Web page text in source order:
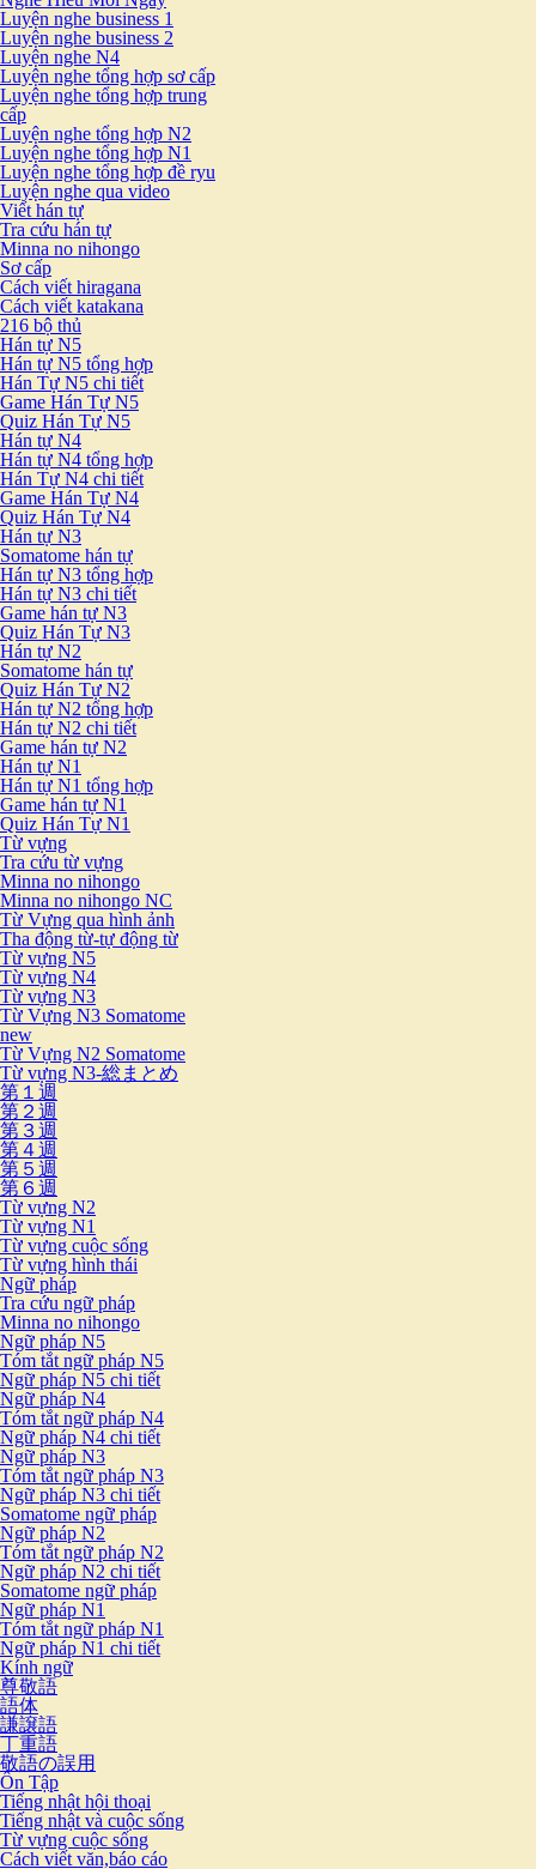
Luyện nghe business 1
Luyện nghe business 2
Luyện nghe N4
Luyện nghe tổng hợp sơ cấp
Luyện nghe tổng hợp trung
cấp
Luyện nghe tổng hợp N2
Luyện nghe tổng hợp N1
Luyện nghe tổng hợp đề ryu
Luyện nghe qua video
Viết hán tự
Tra cứu hán tự
Minna no nihongo
Sơ cấp
Cách viết hiragana
Cách viết katakana
216 bộ thủ
Hán tự N5
Hán tự N5 tổng hợp
Hán Tự N5 chi tiết
Game Hán Tự N5
Quiz Hán Tự N5
Hán tự N4
Hán tự N4 tổng hợp
Hán Tự N4 chi tiết
Game Hán Tự N4
Quiz Hán Tự N4
Hán tự N3
Somatome hán tự
Hán tự N3 tổng hợp
Hán tự N3 chi tiết
Game hán tự N3
Quiz Hán Tự N3
Hán tự N2
Somatome hán tự
Quiz Hán Tự N2
Hán tự N2 tổng hợp
Hán tự N2 chi tiết
Game hán tự N2
Hán tự N1
Hán tự N1 tổng hợp
Game hán tự N1
Quiz Hán Tự N1
Từ vựng
Tra cứu từ vựng
Minna no nihongo
Minna no nihongo NC
Từ Vựng qua hình ảnh
Tha động từ-tự động từ
Từ vựng N5
Từ vựng N4
Từ vựng N3
Từ Vựng N3 Somatome
new
Từ Vựng N2 Somatome
Từ vựng N3-総まとめ
第１週
第２週
第３週
第４週
第５週
第６週
Từ vựng N2
Từ vựng N1
Từ vựng cuộc sống
Từ vựng hình thái
Ngữ pháp
Tra cứu ngữ pháp
Minna no nihongo
Ngữ pháp N5
Tóm tắt ngữ pháp N5
Ngữ pháp N5 chi tiết
Ngữ pháp N4
Tóm tắt ngữ pháp N4
Ngữ pháp N4 chi tiết
Ngữ pháp N3
Tóm tắt ngữ pháp N3
Ngữ pháp N3 chi tiết
Somatome ngữ pháp
Ngữ pháp N2
Tóm tắt ngữ pháp N2
Ngữ pháp N2 chi tiết
Somatome ngữ pháp
Ngữ pháp N1
Tóm tắt ngữ pháp N1
Ngữ pháp N1 chi tiết
Kính ngữ
尊敬語
語体
謙譲語
丁重語
敬語の誤用
Ôn Tập
Tiếng nhật hội thoại
Tiếng nhật và cuộc sống
Từ vựng cuộc sống
Cách viết văn,báo cáo